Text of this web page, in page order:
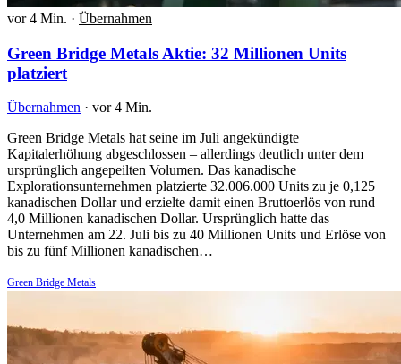
vor 4 Min. · Übernahmen
Green Bridge Metals Aktie: 32 Millionen Units
platziert
Übernahmen · vor 4 Min.
Green Bridge Metals hat seine im Juli angekündigte
Kapitalerhöhung abgeschlossen – allerdings deutlich unter dem
ursprünglich angepeilten Volumen. Das kanadische
Explorationsunternehmen platzierte 32.006.000 Units zu je 0,125
kanadischen Dollar und erzielte damit einen Bruttoerlös von rund
4,0 Millionen kanadischen Dollar. Ursprünglich hatte das
Unternehmen am 22. Juli bis zu 40 Millionen Units und Erlöse von
bis zu fünf Millionen kanadischen…
Green Bridge Metals